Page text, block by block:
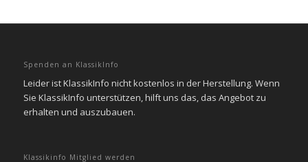
Spenden an KlassikInfo
Leider ist KlassikInfo nicht kostenlos in der Herstellung. Wenn
Sie KlassikInfo unterstützen, hilft uns das, das Angebot zu
erhalten und auszubauen.
Klassikinfo Mitglied werden